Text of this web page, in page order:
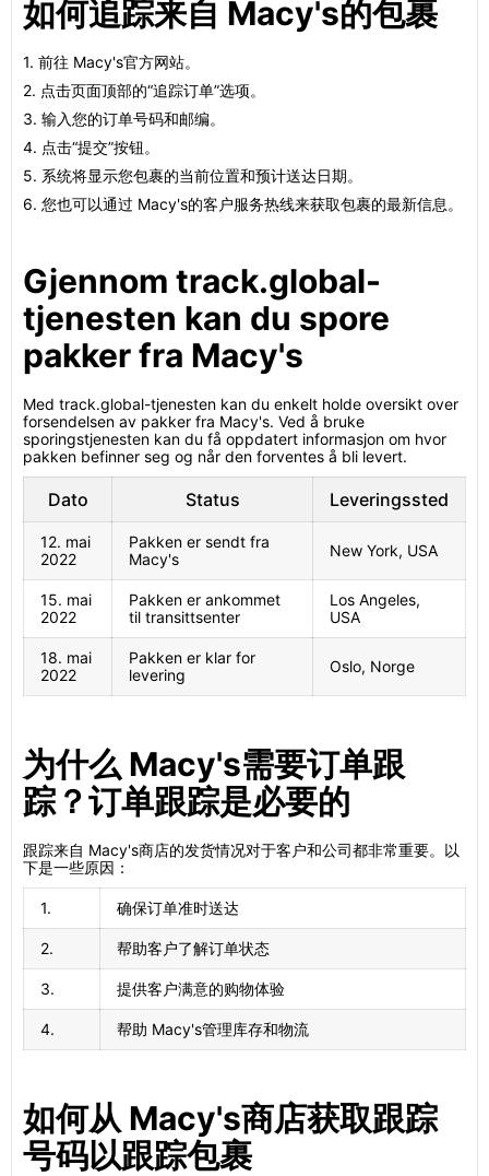
如何追踪来自 Macy's的包裹
1. 前往 Macy's官方网站。
2. 点击页面顶部的“追踪订单”选项。
3. 输入您的订单号码和邮编。
4. 点击“提交”按钮。
5. 系统将显示您包裹的当前位置和预计送达日期。
6. 您也可以通过 Macy's的客户服务热线来获取包裹的最新信息。
Gjennom track.global-
tjenesten kan du spore
pakker fra Macy's
Med track.global-tjenesten kan du enkelt holde oversikt over
forsendelsen av pakker fra Macy's. Ved å bruke
sporingstjenesten kan du få oppdatert informasjon om hvor
pakken befinner seg og når den forventes å bli levert.
Dato Status Leveringssted
12. mai
2022
Pakken er sendt fra
Macy's
New York, USA
15. mai
2022
Pakken er ankommet
til transittsenter
Los Angeles,
USA
18. mai
2022
Pakken er klar for
levering
Oslo, Norge
为什么 Macy's需要订单跟
踪？订单跟踪是必要的
跟踪来自 Macy's商店的发货情况对于客户和公司都非常重要。以
下是一些原因：
1. 确保订单准时送达
2. 帮助客户了解订单状态
3. 提供客户满意的购物体验
4. 帮助 Macy's管理库存和物流
如何从 Macy's商店获取跟踪
号码以跟踪包裹